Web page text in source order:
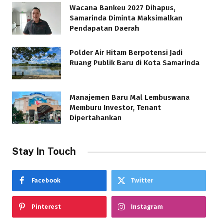
Wacana Bankeu 2027 Dihapus,
Samarinda Diminta Maksimalkan
Pendapatan Daerah
Polder Air Hitam Berpotensi Jadi
Ruang Publik Baru di Kota Samarinda
Manajemen Baru Mal Lembuswana
Memburu Investor, Tenant
Dipertahankan
Stay In Touch
Facebook Twitter
Pinterest Instagram